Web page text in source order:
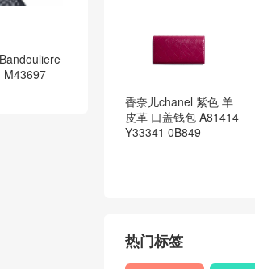
M43697
香奈儿chanel 紫色 羊
皮革 口盖钱包 A81414
Y33341 0B849
热门标签